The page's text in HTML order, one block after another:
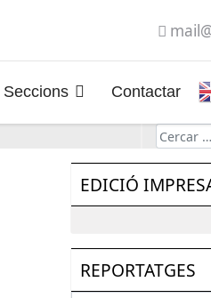
Seccions Contactar
Cerca
EDICIÓ
REPORTATGES